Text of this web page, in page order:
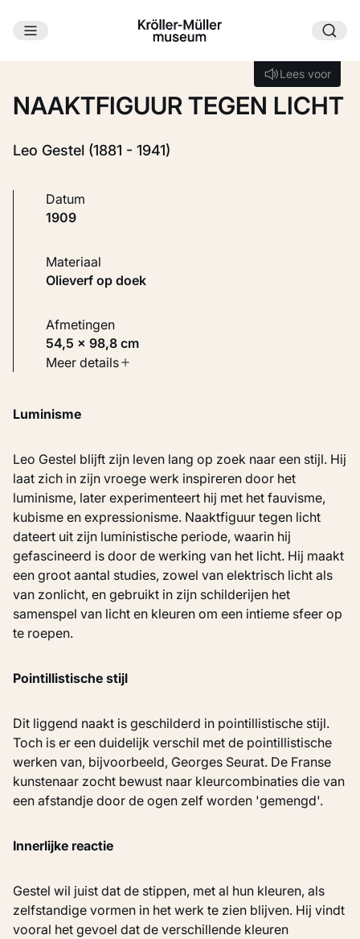
Ga naar hoofdinhoud
Lees voor
Lees voor
NAAKTFIGUUR TEGEN LICHT
Leo Gestel (1881 - 1941)
Datum
1909
Materiaal
Olieverf op doek
Afmetingen
54,5 × 98,8 cm
Soort werk
Inventarisnummer
Meer details
Luminisme
Leo Gestel blijft zijn leven lang op zoek naar een stijl. Hij
laat zich in zijn vroege werk inspireren door het
luminisme, later experimenteert hij met het fauvisme,
kubisme en expressionisme. Naaktfiguur tegen licht
dateert uit zijn luministische periode, waarin hij
gefascineerd is door de werking van het licht. Hij maakt
een groot aantal studies, zowel van elektrisch licht als
van zonlicht, en gebruikt in zijn schilderijen het
samenspel van licht en kleuren om een intieme sfeer op
te roepen.
Pointillistische stijl
Dit liggend naakt is geschilderd in pointillistische stijl.
Toch is er een duidelijk verschil met de pointillistische
werken van, bijvoorbeeld, Georges Seurat. De Franse
kunstenaar zocht bewust naar kleurcombinaties die van
een afstandje door de ogen zelf worden 'gemengd'.
Innerlijke reactie
Gestel wil juist dat de stippen, met al hun kleuren, als
zelfstandige vormen in het werk te zien blijven. Hij vindt
vooral het gevoel dat de verschillende kleuren